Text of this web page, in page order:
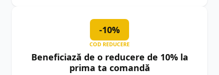
-10%
COD REDUCERE
Beneficiază de o reducere de 10% la
prima ta comandă